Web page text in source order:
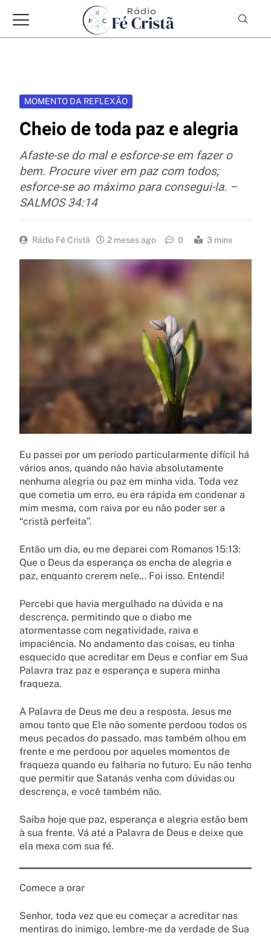
MOMENTO DA REFLEXÃO
Cheio de toda paz e alegria
Afaste-se do mal e esforce-se em fazer o
bem. Procure viver em paz com todos;
esforce-se ao máximo para consegui-la. –
SALMOS 34:14
Rádio Fé Cristã 2 meses ago 0 3 mins
Eu passei por um período particularmente difícil há
vários anos, quando não havia absolutamente
nenhuma alegria ou paz em minha vida. Toda vez
que cometia um erro, eu era rápida em condenar a
mim mesma, com raiva por eu não poder ser a
“cristã perfeita”.
Então um dia, eu me deparei com Romanos 15:13:
Que o Deus da esperança os encha de alegria e
paz, enquanto crerem nele… Foi isso. Entendi!
Percebi que havia mergulhado na dúvida e na
descrença, permitindo que o diabo me
atormentasse com negatividade, raiva e
impaciência. No andamento das coisas, eu tinha
esquecido que acreditar em Deus e confiar em Sua
Palavra traz paz e esperança e supera minha
fraqueza.
A Palavra de Deus me deu a resposta. Jesus me
amou tanto que Ele não somente perdoou todos os
meus pecados do passado, mas também olhou em
frente e me perdoou por aqueles momentos de
fraqueza quando eu falharia no futuro. Eu não tenho
que permitir que Satanás venha com dúvidas ou
descrença, e você também não.
Saiba hoje que paz, esperança e alegria estão bem
à sua frente. Vá até a Palavra de Deus e deixe que
ela mexa com sua fé.
Comece a orar
Senhor, toda vez que eu começar a acreditar nas
mentiras do inimigo, lembre-me da verdade de Sua